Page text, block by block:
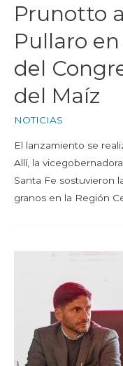
Prunotto
Pullaro
del
del Maíz
NOTICIAS
El lanzamiento se
Allí, la
Santa Fe sostuvieron
granos en la Región